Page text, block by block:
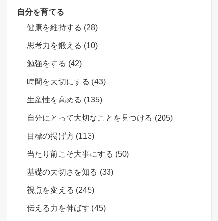
自分を育てる
健康を維持する (28)
思考力を鍛える (10)
勉強をする (42)
時間を大切にする (43)
生産性を高める (135)
自分にとって大切なことを見つける (205)
目標の掲げ方 (113)
当たり前こそ大事にする (50)
基礎の大切さを知る (33)
視点を変える (245)
伝える力を伸ばす (45)